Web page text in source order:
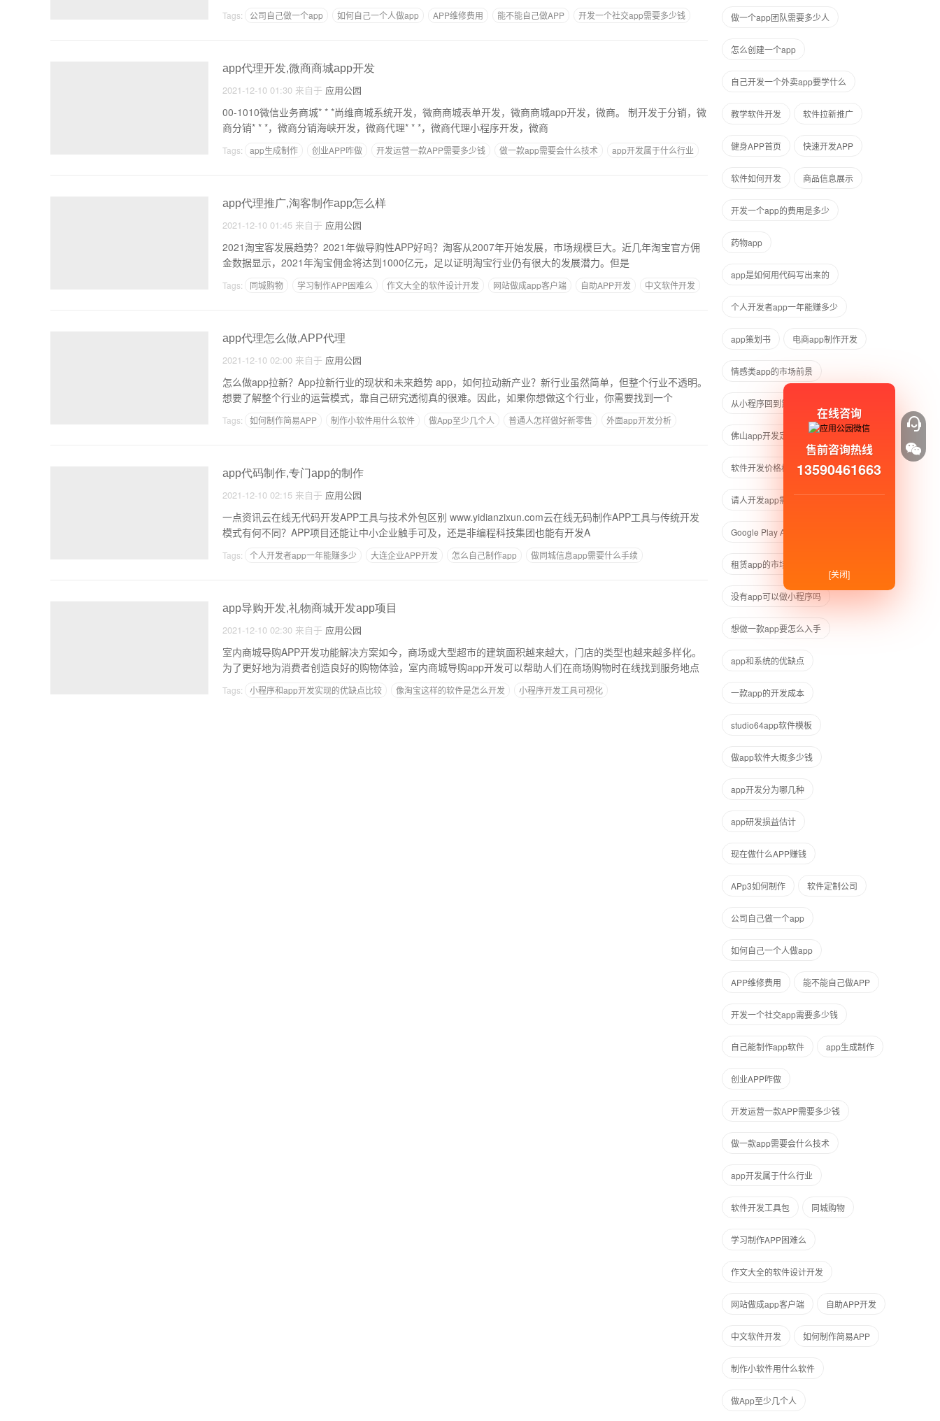
Tags: 公司自己做一个app 如何自己一个人做app APP维修费用 能不能自己做APP
开发一个社交app需要多少钱
app代理开发,微商商城app开发
2021-12-10 01:30 来自于 应用公园
00-1010微信业务商城* * *尚维商城系统开发，微商商城表单开发，微商商城app开发，微商。 制开发于分销，微
商分销* * *，微商分销海峡开发，微商代理* * *，微商代理小程序开发，微商
Tags: app生成制作 创业APP咋做 开发运营一款APP需要多少钱 做一款app需要会什么技术
app开发属于什么行业
app代理推广,淘客制作app怎么样
2021-12-10 01:45 来自于 应用公园
2021淘宝客发展趋势？2021年做导购性APP好吗？淘客从2007年开始发展，市场规模巨大。近几年淘宝官方佣
金数据显示，2021年淘宝佣金将达到1000亿元，足以证明淘宝行业仍有很大的发展潜力。但是
Tags: 同城购物 学习制作APP困难么 作文大全的软件设计开发 网站做成app客户端 自助APP开发 中文软件开发
app代理怎么做,APP代理
2021-12-10 02:00 来自于 应用公园
怎么做app拉新？App拉新行业的现状和未来趋势 app，如何拉动新产业？新行业虽然简单，但整个行业不透明。
想要了解整个行业的运营模式，靠自己研究透彻真的很难。因此，如果你想做这个行业，你需要找到一个
Tags: 如何制作简易APP 制作小软件用什么软件 做App至少几个人 普通人怎样做好新零售
外面app开发分析
app代码制作,专门app的制作
2021-12-10 02:15 来自于 应用公园
一点资讯云在线无代码开发APP工具与技术外包区别 www.yidianzixun.com云在线无码制作APP工具与传统开发
模式有何不同？APP项目还能让中小企业触手可及，还是非编程科技集团也能有开发A
Tags: 个人开发者app一年能赚多少 大连企业APP开发 怎么自己制作app
做同城信息app需要什么手续
app导购开发,礼物商城开发app项目
2021-12-10 02:30 来自于 应用公园
室内商城导购APP开发功能解决方案如今，商场或大型超市的建筑面积越来越大，门店的类型也越来越多样化。
为了更好地为消费者创造良好的购物体验，室内商城导购app开发可以帮助人们在商场购物时在线找到服务地点
Tags: 小程序和app开发实现的优缺点比较 像淘宝这样的软件是怎么开发
小程序开发工具可视化
做一个app团队需要多少人
怎么创建一个app
自己开发一个外卖app要学什么
教学软件开发 软件拉新推广
健身APP首页 快速开发APP
软件如何开发 商品信息展示
开发一个app的费用是多少
药物app
app是如何用代码写出来的
个人开发者app一年能赚多少
app策划书 电商app制作开发
情感类app的市场前景
从小程序回到第三方app
佛山app开发定制
软件开发价格标准
请人开发app需要注意的事项
Google Play ASO
租赁app的市场背景存在的劣势
没有app可以做小程序吗
想做一款app要怎么入手
app和系统的优缺点
一款app的开发成本
studio64app软件模板
做app软件大概多少钱
app开发分为哪几种
app研发损益估计
现在做什么APP赚钱
APp3如何制作 软件定制公司
公司自己做一个app
如何自己一个人做app
APP维修费用 能不能自己做APP
开发一个社交app需要多少钱
自己能制作app软件 app生成制作
创业APP咋做
开发运营一款APP需要多少钱
做一款app需要会什么技术
app开发属于什么行业
软件开发工具包 同城购物
学习制作APP困难么
作文大全的软件设计开发
网站做成app客户端 自助APP开发
中文软件开发 如何制作简易APP
制作小软件用什么软件
做App至少几个人
在线咨询
售前咨询热线
13590461663
[关闭]